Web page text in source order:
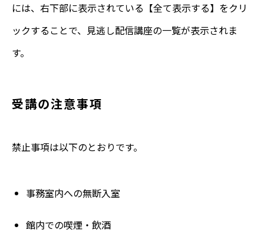
には、右下部に表示されている【全て表示する】をクリ
ックすることで、見逃し配信講座の一覧が表示されま
す。
受講の注意事項
禁止事項は以下のとおりです。
事務室内への無断入室
館内での喫煙・飲酒